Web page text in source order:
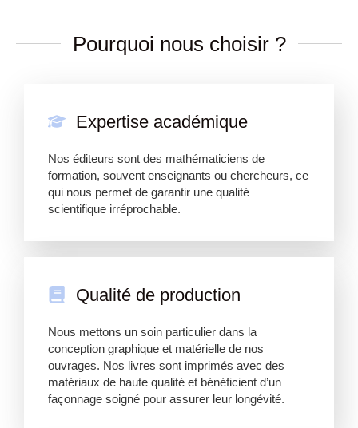
Pourquoi nous choisir ?
Expertise académique
Nos éditeurs sont des mathématiciens de
formation, souvent enseignants ou chercheurs, ce
qui nous permet de garantir une qualité
scientifique irréprochable.
Qualité de production
Nous mettons un soin particulier dans la
conception graphique et matérielle de nos
ouvrages. Nos livres sont imprimés avec des
matériaux de haute qualité et bénéficient d’un
façonnage soigné pour assurer leur longévité.